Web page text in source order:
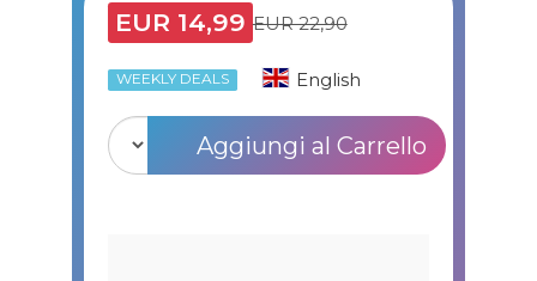
EUR 14,99 EUR 22,90
WEEKLY DEALS English
Aggiungi al Carrello